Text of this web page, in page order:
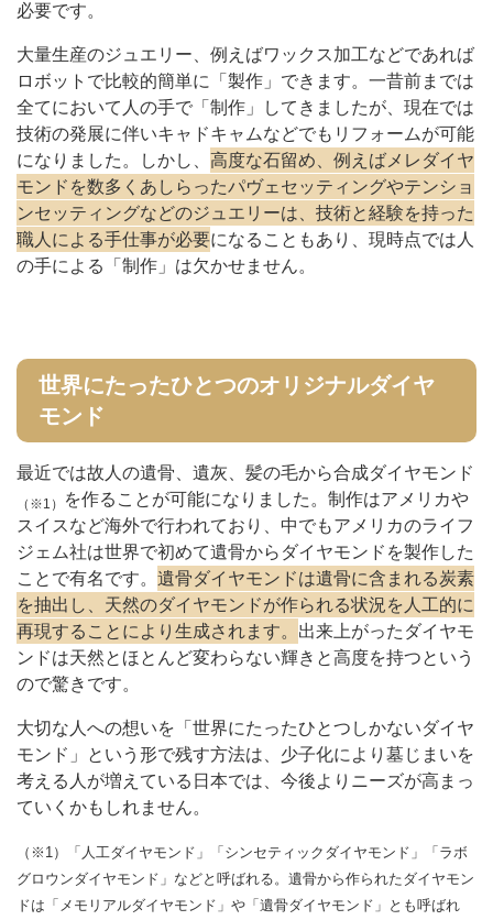
必要です。
大量生産のジュエリー、例えばワックス加工などであれば
ロボットで比較的簡単に「製作」できます。一昔前までは
全てにおいて人の手で「制作」してきましたが、現在では
技術の発展に伴いキャドキャムなどでもリフォームが可能
になりました。しかし、 高度な石留め、例えばメレダイヤ
モンドを数多くあしらったパヴェセッティングやテンショ
ンセッティングなどのジュエリーは、技術と経験を持った
職人による手仕事が必要になることもあり、現時点では人
の手による「制作」は欠かせません。
世界にたったひとつのオリジナルダイヤ
モンド
最近では故人の遺骨、遺灰、髪の毛から合成ダイヤモンド
（※1）
を作ることが可能になりました。制作はアメリカや
スイスなど海外で行われており、中でもアメリカのライフ
ジェム社は世界で初めて遺骨からダイヤモンドを製作した
ことで有名です。 遺骨ダイヤモンドは遺骨に含まれる炭素
を抽出し、天然のダイヤモンドが作られる状況を人工的に
再現することにより生成されます。 出来上がったダイヤモ
ンドは天然とほとんど変わらない輝きと高度を持つという
ので驚きです。
大切な人への想いを「世界にたったひとつしかないダイヤ
モンド」という形で残す方法は、少子化により墓じまいを
考える人が増えている日本では、今後よりニーズが高まっ
ていくかもしれません。
（※1）「人工ダイヤモンド」「シンセティックダイヤモンド」「ラボ
グロウンダイヤモンド」などと呼ばれる。遺骨から作られたダイヤモン
ドは「メモリアルダイヤモンド」や「遺骨ダイヤモンド」とも呼ばれ